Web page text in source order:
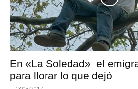
En «La Soledad», el
para llorar lo que dejó